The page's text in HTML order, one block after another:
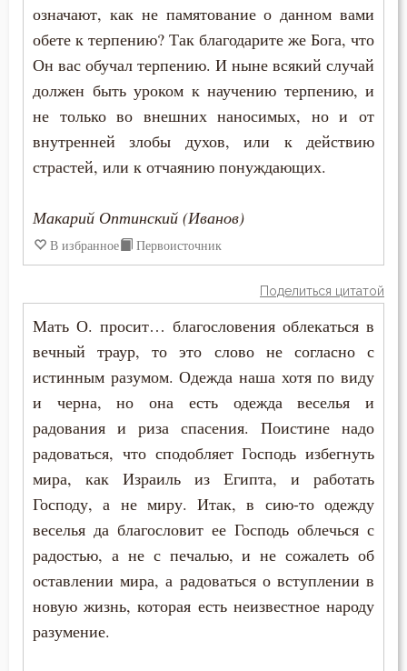
Искушение
Искушение в смертный час
Исповедь
Исправление
Истина
Клятва
Колдовство
Кощунство
Красота
Крест
Крестное знамение
Крещение
Крещение Господне
означают, как не памятование о данном вами
обете к терпению? Так благодарите же Бога, что
Он вас обучал терпению. И ныне всякий случай
должен быть уроком к научению терпению, и
не только во внешних наносимых, но и от
внутренней злобы духов, или к действию
страстей, или к отчаянию понуждающих.
Макарий Оптинский (Иванов)
В избранное Первоисточник
Поделиться цитатой
Мать О. просит… благословения облекаться в
вечный траур, то это слово не согласно с
истинным разумом. Одежда наша хотя по виду
и черна, но она есть одежда веселья и
радования и риза спасения. Поистине надо
радоваться, что сподобляет Господь избегнуть
мира, как Израиль из Египта, и работать
Господу, а не миру. Итак, в сию-то одежду
веселья да благословит ее Господь облечься с
радостью, а не с печалью, и не сожалеть об
оставлении мира, а радоваться о вступлении в
новую жизнь, которая есть неизвестное народу
разумение.